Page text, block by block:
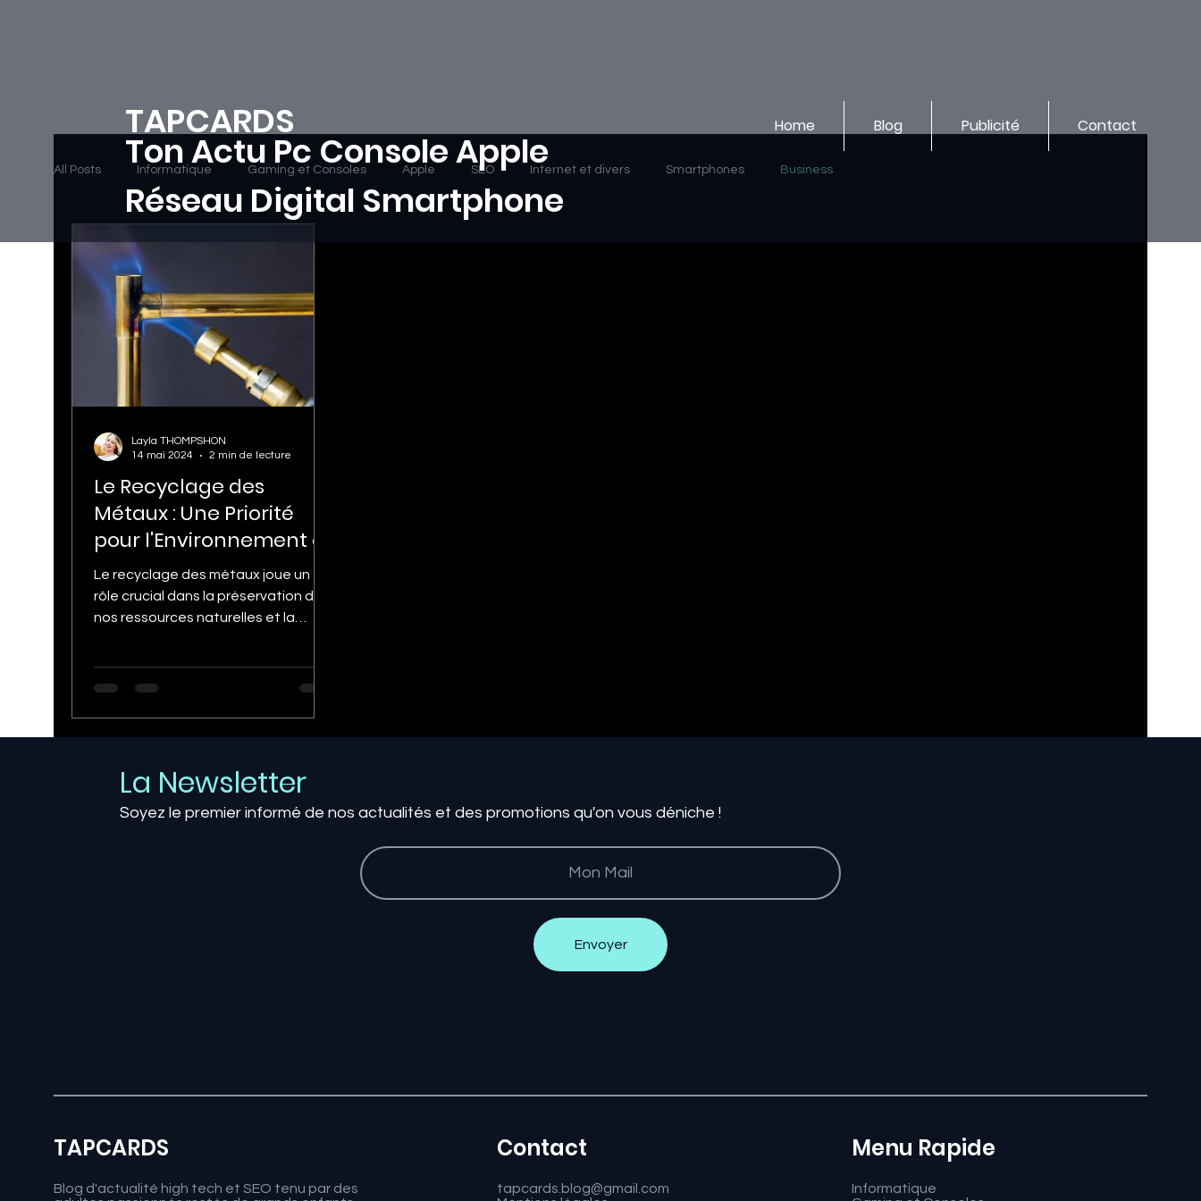
TAPCARDS
Ton Actu Pc Console Apple
Réseau Digital Smartphone
Home Blog Publicité Contact
All Posts Informatique Gaming et Consoles Apple SEO Internet et divers Smartphones Business
Le Recyclage des
Métaux : Une Priorité
pour l'Environnement et
l'Économie
Le recyclage des métaux joue un
rôle crucial dans la préservation de
nos ressources naturelles et la
Layla THOMPSHON
14 mai 2024
2 min de lecture
La Newsletter
Soyez le premier informé de nos actualités et des promotions qu'on vous déniche !
Envoyer
TAPCARDS
Blog d'actualité high tech et SEO tenu par des
Contact
tapcards.blog@gmail.com
Menu Rapide
Informatique